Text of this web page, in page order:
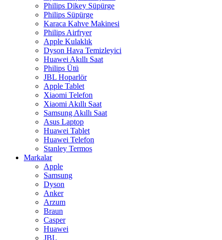
Philips Dikey Süpürge
Philips Süpürge
Karaca Kahve Makinesi
Philips Airfryer
Apple Kulaklık
Dyson Hava Temizleyici
Huawei Akıllı Saat
Philips Ütü
JBL Hoparlör
Apple Tablet
Xiaomi Telefon
Xiaomi Akıllı Saat
Samsung Akıllı Saat
Asus Laptop
Huawei Tablet
Huawei Telefon
Stanley Termos
Markalar
Apple
Samsung
Dyson
Anker
Arzum
Braun
Casper
Huawei
JBL